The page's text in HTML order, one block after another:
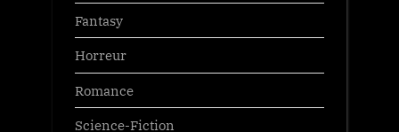
Fantasy
Horreur
Romance
Science-Fiction